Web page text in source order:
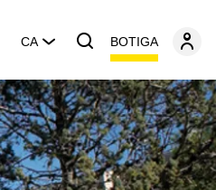
CA BOTIGA